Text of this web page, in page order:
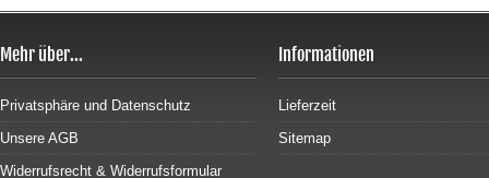
Mehr über...
Privatsphäre und Datenschutz
Unsere AGB
Widerrufsrecht & Widerrufsformular
Informationen
Lieferzeit
Sitemap